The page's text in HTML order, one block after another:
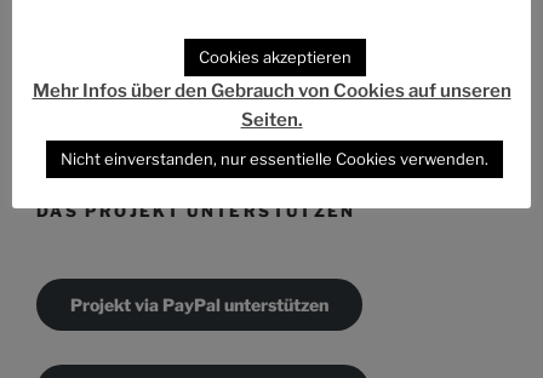
Kategorien
DAS PROJEKT UNTERSTÜTZEN
Projekt via PayPal unterstützen
Cookies akzeptieren
Mehr Infos über den Gebrauch von Cookies auf unseren
Seiten.
Nicht einverstanden, nur essentielle Cookies verwenden.